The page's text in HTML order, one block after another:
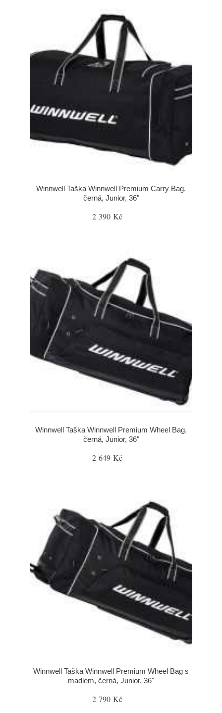
Winnwell Taška Winnwell Premium Carry Bag,
černá, Junior, 36"
2 390 Kč
Winnwell Taška Winnwell Premium Wheel Bag,
černá, Junior, 36"
2 649 Kč
Winnwell Taška Winnwell Premium Wheel Bag s
madlem, černá, Junior, 36"
2 790 Kč